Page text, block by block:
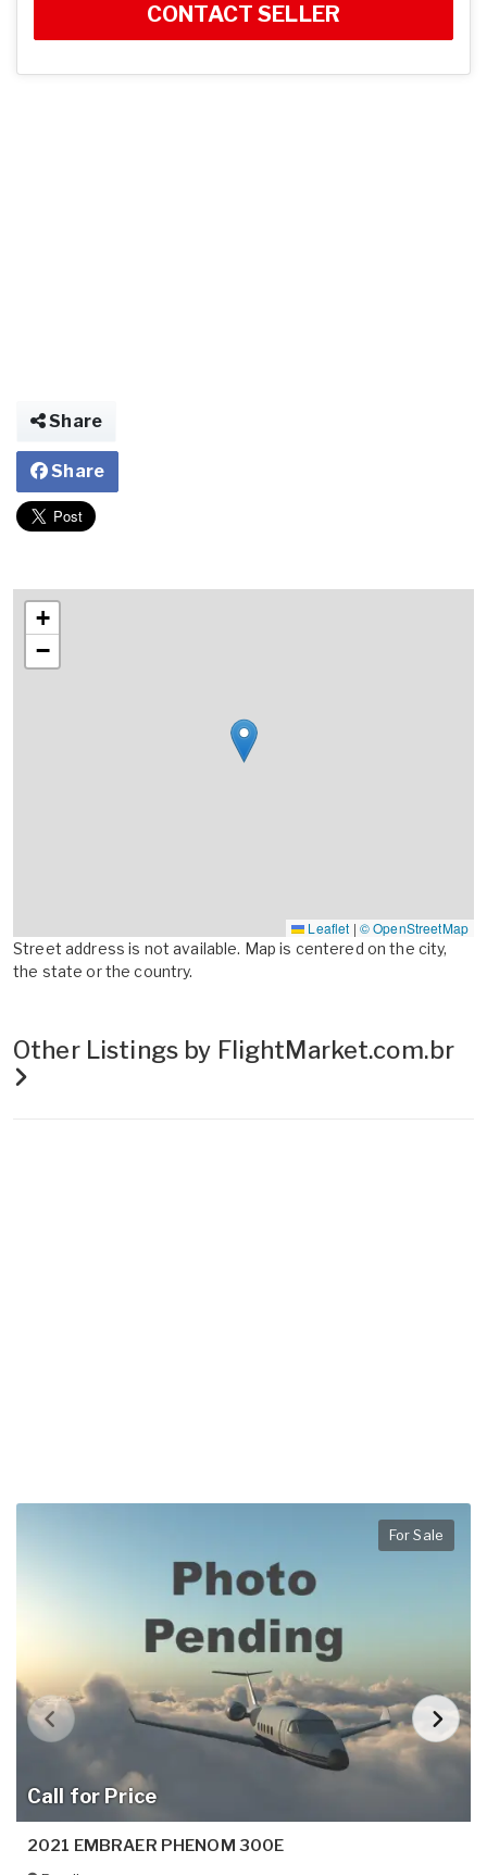
CONTACT SELLER
Share
Share
+
−
Leaflet | © OpenStreetMap
Street address is not available. Map is centered on the city,
the state or the country.
Other Listings by FlightMarket.com.br
Call for Price
For Sale
2021 EMBRAER PHENOM 300E